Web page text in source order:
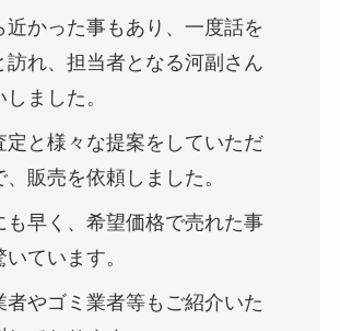
近かった事もあり、一度話を
訪れ、担当者となる河副さん
ました。
定と様々な提案をしていただ
、販売を依頼しました。
も早く、希望価格で売れた事
ています。
者やゴミ業者等もご紹介いた